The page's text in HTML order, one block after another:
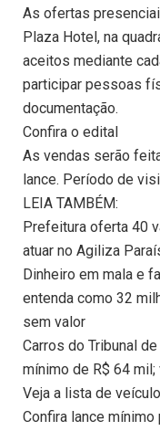
As ofertas
Plaza Hotel, na
aceitos mediante
participar pessoas
documentação.
Confira o edital
As vendas serão
lance. Período de
LEIA TAMBÉM:
Prefeitura oferta 40
atuar no Agiliza
Dinheiro em mala e
entenda como 32
sem valor
Carros do Tribunal
mínimo de R$ 64
Veja a lista de
Confira lance mínimo